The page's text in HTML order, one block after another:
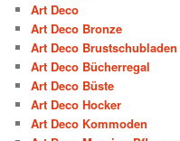
Art Deco
Art Deco Bronze
Art Deco Brustschubladen
Art Deco Bücherregal
Art Deco Büste
Art Deco Hocker
Art Deco Kommoden